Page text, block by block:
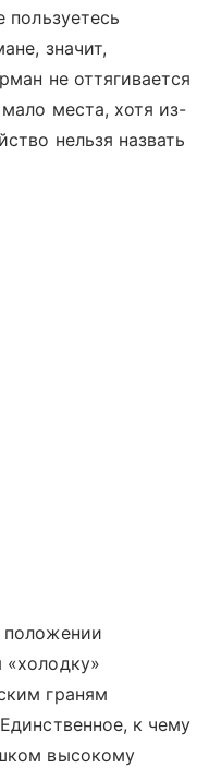
значит,
не оттягивается
места, хотя из-
нельзя назвать
граням
к чему
высокому